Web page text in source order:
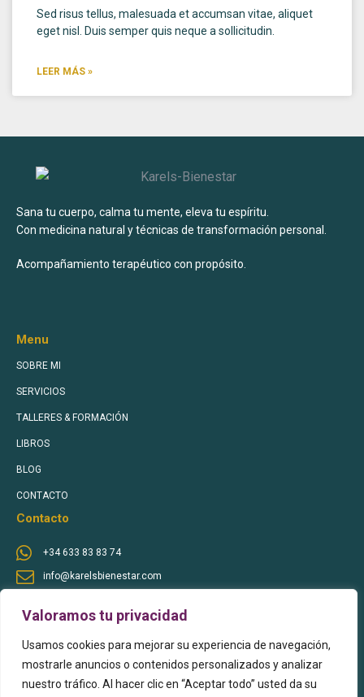
Valoramos tu privacidad
Usamos cookies para mejorar su experiencia de navegación,
mostrarle anuncios o contenidos personalizados y analizar
nuestro tráfico. Al hacer clic en “Aceptar todo” usted da su
Sed risus tellus, malesuada et accumsan vitae, aliquet
eget nisl. Duis semper quis neque a sollicitudin.
LEER MÁS »
Sana tu cuerpo, calma tu mente, eleva tu espíritu.
Con medicina natural y técnicas de transformación personal.
Acompañamiento terapéutico con propósito.
Menu
SOBRE MI
SERVICIOS
TALLERES & FORMACIÓN
LIBROS
BLOG
CONTACTO
Contacto
+34 633 83 83 74
info@karelsbienestar.com
Sígueme en Redes Sociales